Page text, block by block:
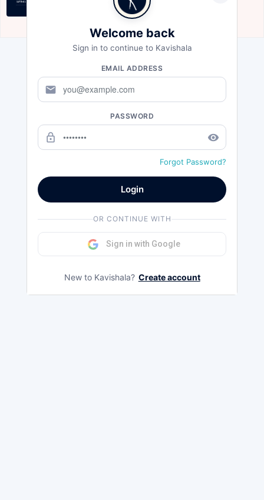
हे साधना कहां से आरंभ हो ललाट के तेज को आत्मसात क...
Welcome back
Sign in to continue to Kavishala
EMAIL ADDRESS
mail
PASSWORD
lock_outline remove_red_eye
Forgot Password?
Login
OR CONTINUE WITH
Sign in with Google
New to Kavishala? Create account